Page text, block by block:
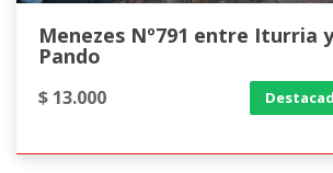
Menezes Nº791 entre Iturria
Pando
$ 13.000